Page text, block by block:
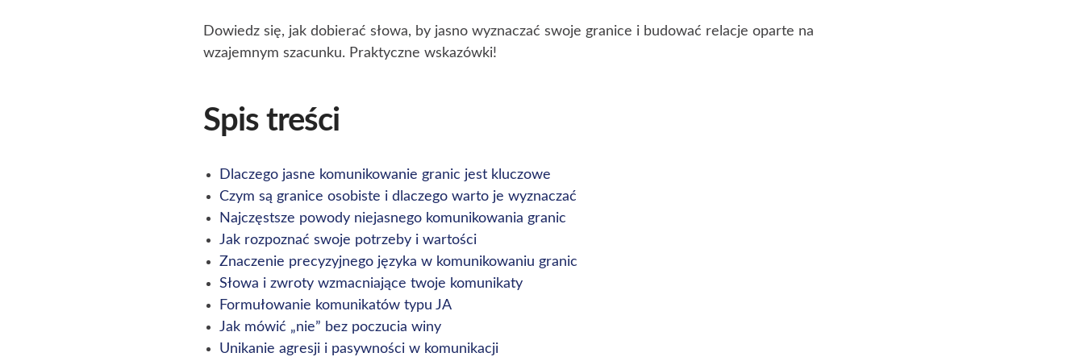
Dowiedz się, jak dobierać słowa, by jasno wyznaczać swoje granice i budować relacje oparte na
wzajemnym szacunku. Praktyczne wskazówki!
Spis treści
Dlaczego jasne komunikowanie granic jest kluczowe
Czym są granice osobiste i dlaczego warto je wyznaczać
Najczęstsze powody niejasnego komunikowania granic
Jak rozpoznać swoje potrzeby i wartości
Znaczenie precyzyjnego języka w komunikowaniu granic
Słowa i zwroty wzmacniające twoje komunikaty
Formułowanie komunikatów typu JA
Jak mówić „nie” bez poczucia winy
Unikanie agresji i pasywności w komunikacji